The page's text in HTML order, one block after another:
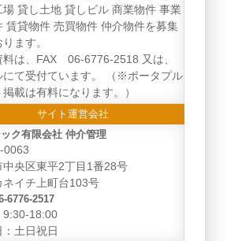
場 貸し土地 貸しビル 商業物件 事業
賃貸物件 売買物件 仲介物件を募集
ます。
料は、FAX 06-6776-2518 又は、
にて受付ています。 （※ポータプル
載は有料になります。）
サイト運営会社
ク有限会社 仲介管理
0063
中央区東平2丁目1番28号
ネイチ上町台103号
6776-2517
9:30-18:00
：土日祝日